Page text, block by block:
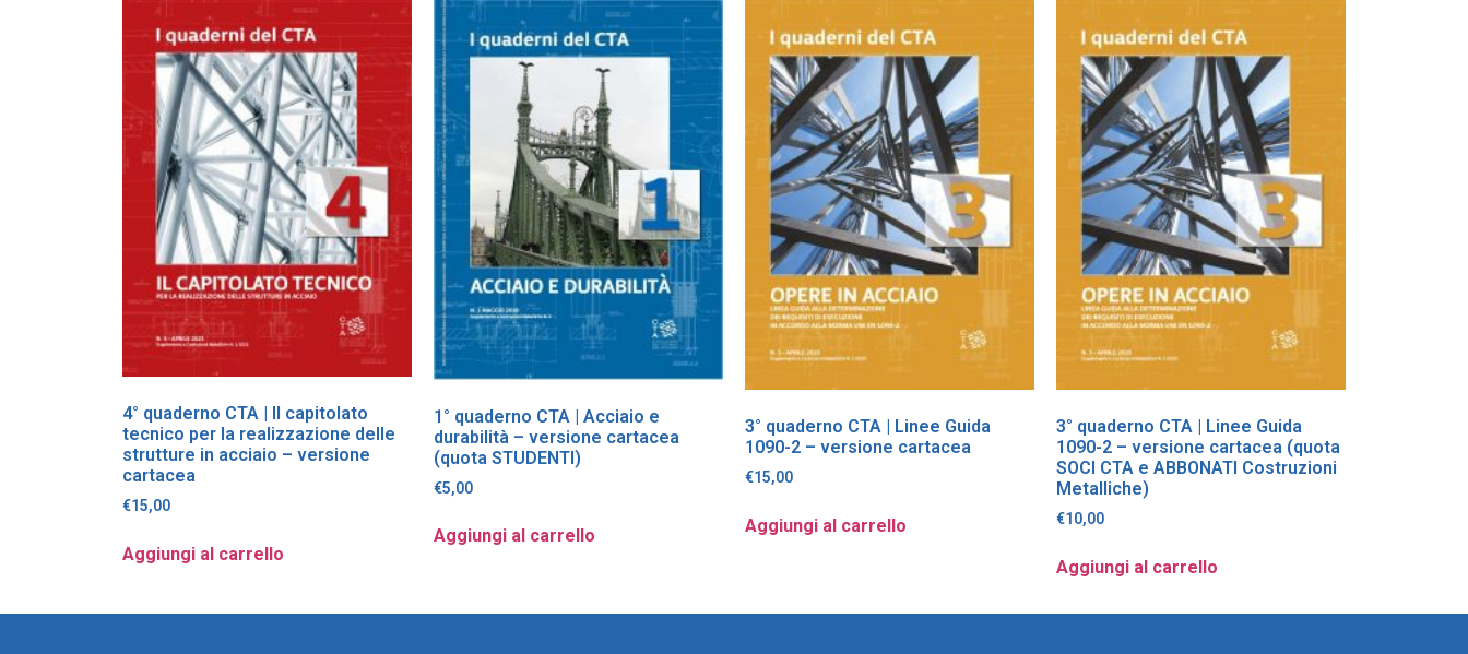
4° quaderno CTA | Il capitolato
tecnico per la realizzazione delle
strutture in acciaio – versione
cartacea
€15,00
Aggiungi al carrello
1° quaderno CTA | Acciaio e
durabilità – versione cartacea
(quota STUDENTI)
€5,00
Aggiungi al carrello
3° quaderno CTA | Linee Guida
1090-2 – versione cartacea
€15,00
Aggiungi al carrello
3° quaderno CTA | Linee Guida
1090-2 – versione cartacea (quota
SOCI CTA e ABBONATI Costruzioni
Metalliche)
€10,00
Aggiungi al carrello